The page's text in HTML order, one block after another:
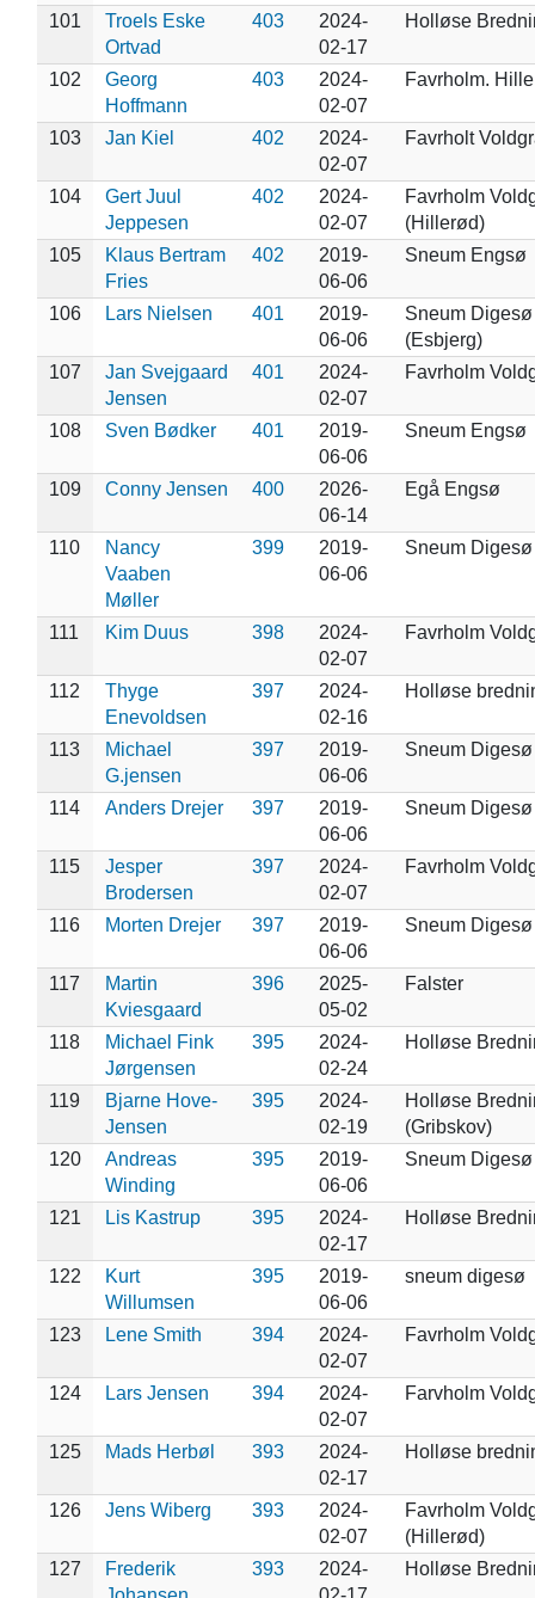
101
Troels Eske
Ortvad
403
2024-
02-17
Holløse
102
Georg
Hoffmann
403
2024-
02-07
Favrholm.
103 Jan Kiel 402
2024-
02-07
Favrholt
104
Gert Juul
Jeppesen
402
2024-
02-07
Favrholm
(Hillerød)
105
Klaus Bertram
Fries
402
2019-
06-06
Sneum Engsø
106 Lars Nielsen 401
2019-
06-06
Sneum Digesø
(Esbjerg)
107
Jan Svejgaard
Jensen
401
2024-
02-07
Favrholm
108 Sven Bødker 401
2019-
06-06
Sneum Engsø
109 Conny Jensen 400
2026-
06-14
Egå Engsø
110
Nancy
Vaaben
Møller
399
2019-
06-06
Sneum Digesø
111 Kim Duus 398
2024-
02-07
Favrholm
112
Thyge
Enevoldsen
397
2024-
02-16
Holløse
113
Michael
G.jensen
397
2019-
06-06
Sneum Digesø
114 Anders Drejer 397
2019-
06-06
Sneum Digesø
115
Jesper
Brodersen
397
2024-
02-07
Favrholm
116 Morten Drejer 397
2019-
06-06
Sneum Digesø
117
Martin
Kviesgaard
396
2025-
05-02
Falster
118
Michael Fink
Jørgensen
395
2024-
02-24
Holløse
119
Bjarne Hove-
Jensen
395
2024-
02-19
Holløse
(Gribskov)
120
Andreas
Winding
395
2019-
06-06
Sneum Digesø
121 Lis Kastrup 395
2024-
02-17
Holløse
122
Kurt
Willumsen
395
2019-
06-06
sneum digesø
123 Lene Smith 394
2024-
02-07
Favrholm
124 Lars Jensen 394
2024-
02-07
Farvholm
125 Mads Herbøl 393
2024-
02-17
Holløse
126 Jens Wiberg 393
2024-
02-07
Favrholm
(Hillerød)
127
Frederik
393
2024-
Holløse